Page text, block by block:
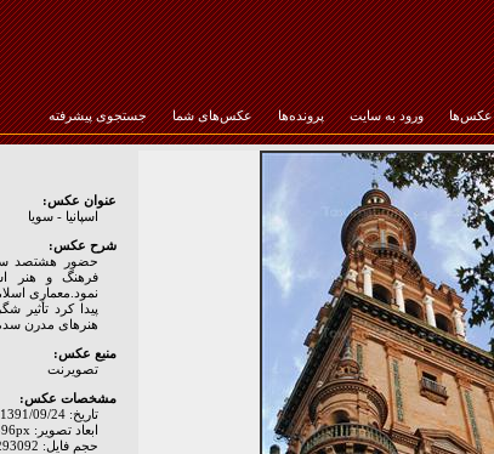
عکس‌ها ورود به سایت پرونده‌ها عکس‌های شما جستجوی پیشرفته
رمز عبور :
عنوان عکس:
اسپانیا - سویا
شرح عکس:
حضور هشتصد
فرهنگ و هنر
نمود.معماری
پیدا کرد تأثیر
هنرهای مدرن
منبع عکس:
تصويرنت
مشخصات عکس:
تاریخ: 1391/09/24
ابعاد تصویر: 3264px * 4896px
حجم فایل: 7293092 Byte